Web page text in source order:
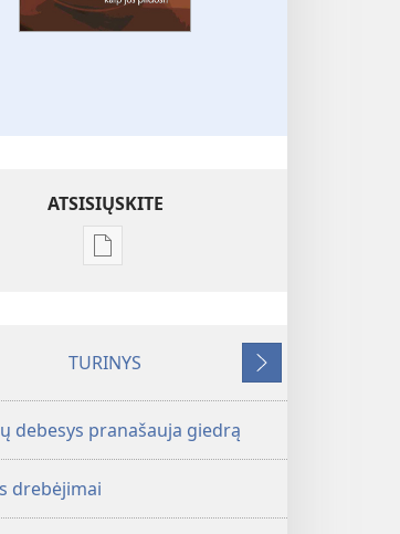
ATSISIŲSKITE
Skaitmeninių
SARGYBOS
2011 m.
gegužė
TURINYS
Tolesnis
debesys pranašauja giedrą
drebėjimai